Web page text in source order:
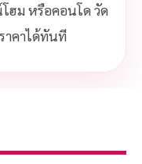
ฮม หรือคอนโด วัด
าคาได้ทันที